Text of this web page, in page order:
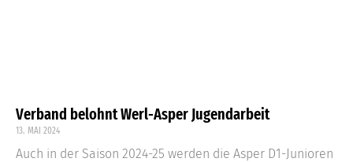
Verband belohnt Werl-Asper Jugendarbeit
13. MAI 2024
Auch in der Saison 2024-25 werden die Asper D1-Junioren